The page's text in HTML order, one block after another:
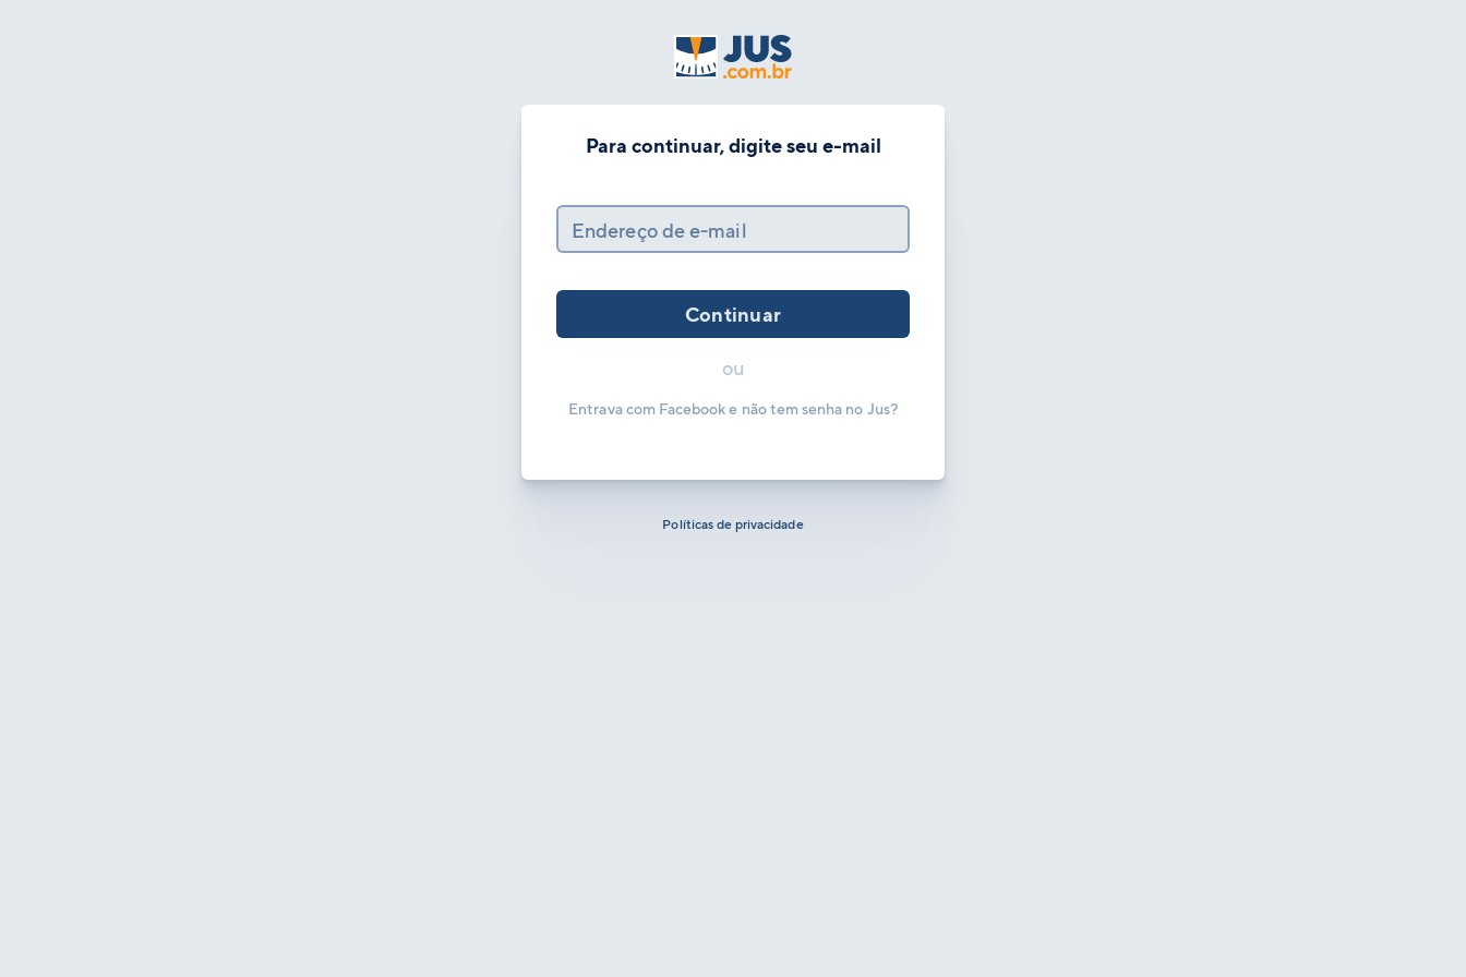
Para continuar, digite seu e-mail
Endereço de e-mail
Continuar
ou
Entrava com Facebook e não tem senha no Jus?
Políticas de privacidade